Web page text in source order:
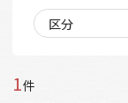
区分
1件